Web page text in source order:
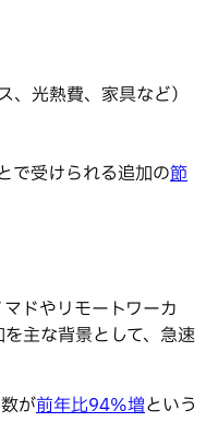
、光熱費、家具など）
で受けられる追加の節
ドやリモートワーカ
主な背景として、急速
が前年比94%増という